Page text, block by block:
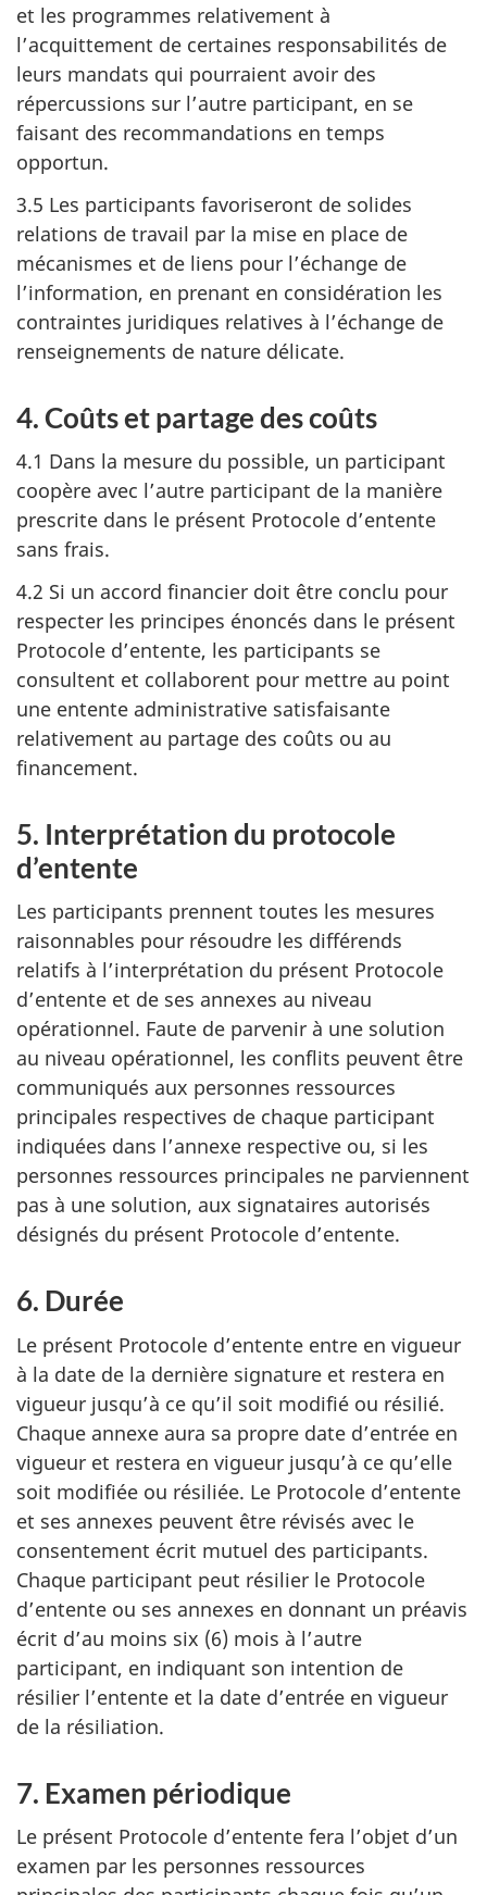
et les programmes relativement à
l’acquittement de certaines responsabilités de
leurs mandats qui pourraient avoir des
répercussions sur l’autre participant, en se
faisant des recommandations en temps
opportun.
3.5 Les participants favoriseront de solides
relations de travail par la mise en place de
mécanismes et de liens pour l’échange de
l’information, en prenant en considération les
contraintes juridiques relatives à l’échange de
renseignements de nature délicate.
4. Coûts et partage des coûts
4.1 Dans la mesure du possible, un participant
coopère avec l’autre participant de la manière
prescrite dans le présent Protocole d’entente
sans frais.
4.2 Si un accord financier doit être conclu pour
respecter les principes énoncés dans le présent
Protocole d’entente, les participants se
consultent et collaborent pour mettre au point
une entente administrative satisfaisante
relativement au partage des coûts ou au
financement.
5. Interprétation du protocole
d’entente
Les participants prennent toutes les mesures
raisonnables pour résoudre les différends
relatifs à l’interprétation du présent Protocole
d’entente et de ses annexes au niveau
opérationnel. Faute de parvenir à une solution
au niveau opérationnel, les conflits peuvent être
communiqués aux personnes ressources
principales respectives de chaque participant
indiquées dans l’annexe respective ou, si les
personnes ressources principales ne parviennent
pas à une solution, aux signataires autorisés
désignés du présent Protocole d’entente.
6. Durée
Le présent Protocole d’entente entre en vigueur
à la date de la dernière signature et restera en
vigueur jusqu’à ce qu’il soit modifié ou résilié.
Chaque annexe aura sa propre date d’entrée en
vigueur et restera en vigueur jusqu’à ce qu’elle
soit modifiée ou résiliée. Le Protocole d’entente
et ses annexes peuvent être révisés avec le
consentement écrit mutuel des participants.
Chaque participant peut résilier le Protocole
d’entente ou ses annexes en donnant un préavis
écrit d’au moins six (6) mois à l’autre
participant, en indiquant son intention de
résilier l’entente et la date d’entrée en vigueur
de la résiliation.
7. Examen périodique
Le présent Protocole d’entente fera l’objet d’un
examen par les personnes ressources